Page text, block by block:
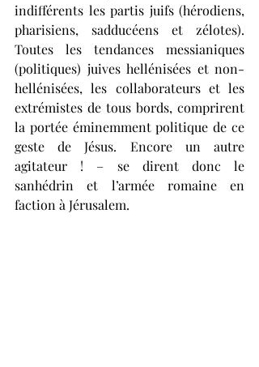
indifférents les partis juifs (hérodiens,
pharisiens, sadducéens et zélotes).
Toutes les tendances messianiques
(politiques) juives hellénisées et non-
hellénisées, les collaborateurs et les
extrémistes de tous bords, comprirent
la portée éminemment politique de ce
geste de Jésus. Encore un autre
agitateur ! – se dirent donc le
sanhédrin et l’armée romaine en
faction à Jérusalem.